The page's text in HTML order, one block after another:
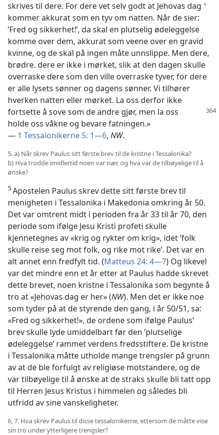
skrives til dere. For dere vet selv godt at Jehovas dag *
kommer akkurat som en tyv om natten. Når de sier:
’Fred og sikkerhet!’, da skal en plutselig ødeleggelse
komme over dem, akkurat som veene over en gravid
kvinne, og de skal på ingen måte unnslippe. Men dere,
brødre. dere er ikke i mørket, slik at den dagen skulle
overraske dere som den ville overraske tyver, for dere
er alle lysets sønner og dagens sønner. Vi tilhører
hverken natten eller mørket. La oss derfor ikke
fortsette å sove som deandre gjør, men la oss
holde oss våkne og bevare fatningen.»
— 1 Tessalonikerne 5: 1—6, NW.
5. a) Når skrev Paulus sitt første brev til de kristne i Tessalonika?
b) Hva trodde imidlertid noen var nær, og hva var de tilbøyelige til å
ønske?
5Apostelen Paulus skrev dette sitt første brev til
menigheten i Tessalonika i Makedonia omkring år 50.
Det var omtrent midt i perioden fra år 33 til år 70, den
periode som ifølge Jesu Kristi profeti skulle
kjennetegnes av «krig og rykter om krig», idet ’folk
skulle reise seg mot folk, og rike mot rike’. Det var en
alt annet enn fredfylt tid. (Matteus 24: 4—7) Og likevel
var det mindre enn et år etter at Paulus hadde skrevet
dette brevet, noen kristne i Tessalonika som begynte å
tro at «Jehovas dag er her» (NW). Men det er ikke noe
som tyder på at de styrende den gang, i år 50/51, sa:
«Fred og sikkerhet!», de ordene som ifølge Paulus’
brev skulle lyde umiddelbart før den ’plutselige
ødeleggelse’ rammet verdens fredsstiftere. De kristne
i Tessalonika måtte utholde mange trengsler på grunn
av at de ble forfulgt av religiøse motstandere, og de
var tilbøyelige til å ønske at de straks skulle bli tatt opp
til Herren Jesus Kristus i himmelen og således bli
utfridd av sine vanskeligheter.
6, 7. Hva skrev Paulus til disse tessalonikerne, ettersom de måtte vise
sin tro under ytterligere trengsler?